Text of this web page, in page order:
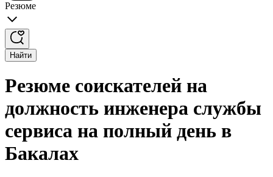
Резюме
Найти
Резюме соискателей на
должность инженера службы
сервиса на полный день в
Бакалах